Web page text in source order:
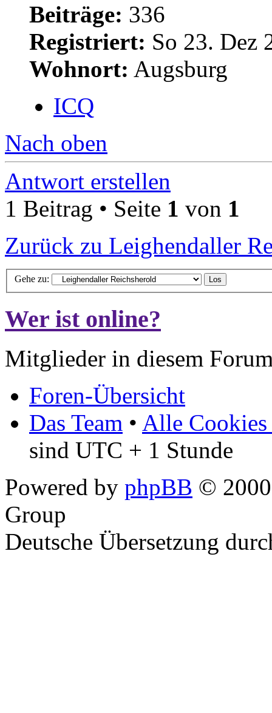
Beiträge: 336
Registriert: So 23. Dez
Wohnort: Augsburg
ICQ
Nach oben
Antwort erstellen
1 Beitrag • Seite 1 von 1
Zurück zu Leighendaller
Gehe zu:
Wer ist online?
Mitglieder in diesem
Foren-Übersicht
Das Team • Alle Cookies
sind UTC + 1 Stunde
Powered by phpBB ©
Group
Deutsche Übersetzung